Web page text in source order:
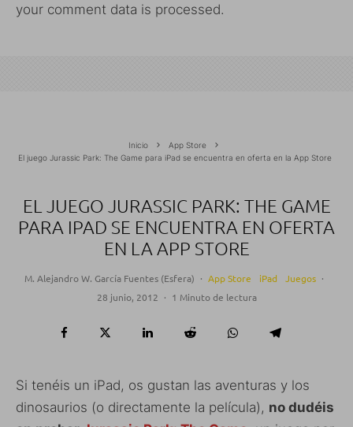
your comment data is processed.
Inicio
App Store
El juego Jurassic Park: The Game para iPad se encuentra en oferta en la App Store
EL JUEGO JURASSIC PARK: THE GAME
PARA IPAD SE ENCUENTRA EN OFERTA
EN LA APP STORE
M. Alejandro W. García Fuentes (Esfera) · App Store iPad Juegos ·
28 junio, 2012 · 1 Minuto de lectura
Si tenéis un iPad, os gustan las aventuras y los
dinosaurios (o directamente la película), no dudéis